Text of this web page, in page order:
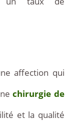
affection qui
chirurgie de
et la qualité